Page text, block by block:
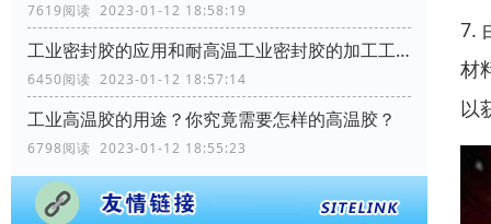
7619阅读 2023-01-12 18:58:19
工业密封胶的应用和耐高温工业密封胶的加工工艺流程？
6450阅读 2023-01-12 18:57:14
工业高温胶的用途？你究竟需要怎样的高温胶？
6798阅读 2023-01-12 18:55:23
7.
材
以